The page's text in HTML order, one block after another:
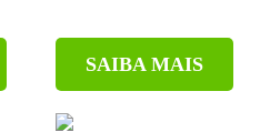
SAIBA MAIS